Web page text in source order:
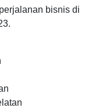
bisnis di